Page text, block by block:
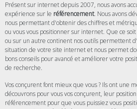
Présent sur internet depuis 2007, nous avons
expérience sur le référencement. Nous avons
nous permettant d'obtenir des chiffres et
ou vous vous positionner sur internet. Que ce
ou sur un autre continent nos outils permettent
situation de votre site internet et nous permet
bons conseils pour avancé et améliorer votre
de recherche.
Vos conçurent font mieux que vous ? Ils ont une
découvrons pour vous vos conçurent, leur
référencement pour que vous puissiez vous